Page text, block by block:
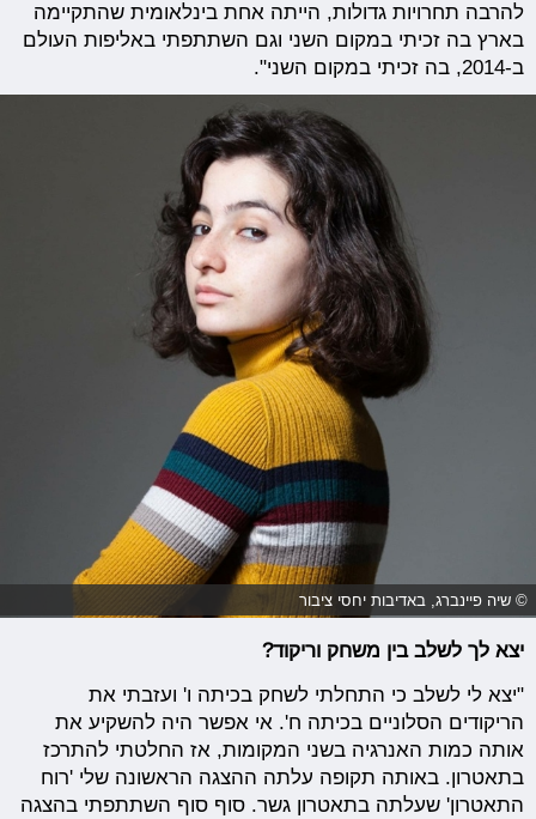
להרבה תחרויות גדולות, הייתה אחת בינלאומית שהתקיימה
בארץ בה זכיתי במקום השני וגם השתתפתי באליפות העולם
ב-2014, בה זכיתי במקום השני".
© שיה פיינברג, באדיבות יחסי ציבור
יצא לך לשלב בין משחק וריקוד?
"יצא לי לשלב כי התחלתי לשחק בכיתה ו' ועזבתי את
הריקודים הסלוניים בכיתה ח'. אי אפשר היה להשקיע את
אותה כמות האנרגיה בשני המקומות, אז החלטתי להתרכז
בתאטרון. באותה תקופה עלתה ההצגה הראשונה שלי 'רוח
התאטרון' שעלתה בתאטרון גשר. סוף סוף השתתפתי בהצגה